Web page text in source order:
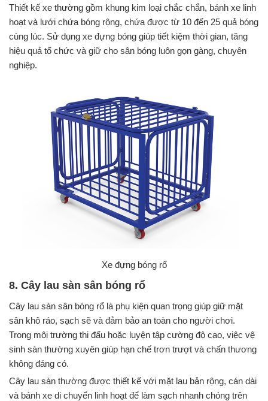
Thiết kế xe thường gồm khung kim loại chắc chắn, bánh xe linh
hoạt và lưới chứa bóng rộng, chứa được từ 10 đến 25 quả bóng
cùng lúc. Sử dụng xe đựng bóng giúp tiết kiệm thời gian, tăng
hiệu quả tổ chức và giữ cho sân bóng luôn gọn gàng, chuyên
nghiệp.
Xe đựng bóng rổ
8. Cây lau sàn sân bóng rổ
Cây lau sàn sân bóng rổ là phụ kiện quan trọng giúp giữ mặt
sân khô ráo, sạch sẽ và đảm bảo an toàn cho người chơi.
Trong môi trường thi đấu hoặc luyện tập cường độ cao, việc vệ
sinh sàn thường xuyên giúp hạn chế trơn trượt và chấn thương
không đáng có.
Cây lau sàn thường được thiết kế với mặt lau bản rộng, cán dài
và bánh xe di chuyển linh hoạt để làm sạch nhanh chóng trên